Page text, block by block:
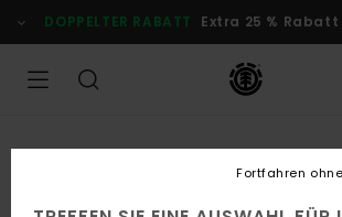
zur
Produktinformation
DOPPELTER RABATT Extra 25 %
Fortfahren